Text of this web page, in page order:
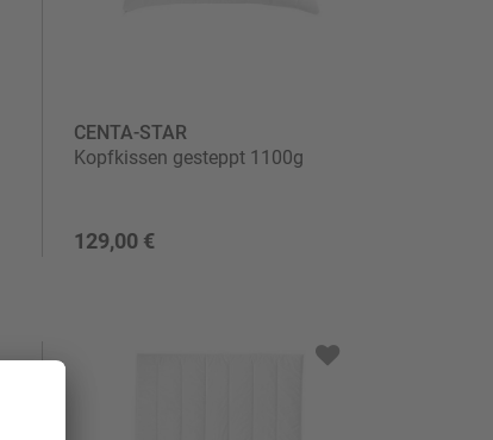
CENTA-STAR
Kopfkissen gesteppt 1100g
129,00 €